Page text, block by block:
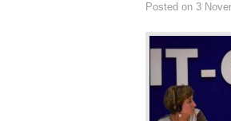
Posted on 3